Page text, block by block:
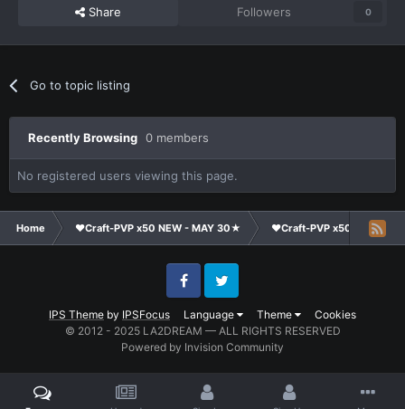
Share Followers 0
Go to topic listing
Recently Browsing 0 members
No registered users viewing this page.
Home ❤Craft-PVP x50 NEW - MAY 30★ ❤Craft-PVP x50★
IPS Theme by IPSFocus Language Theme Cookies
FacebookTwitter
© 2012 - 2025 LA2DREAM — ALL RIGHTS RESERVED
Powered by Invision Community